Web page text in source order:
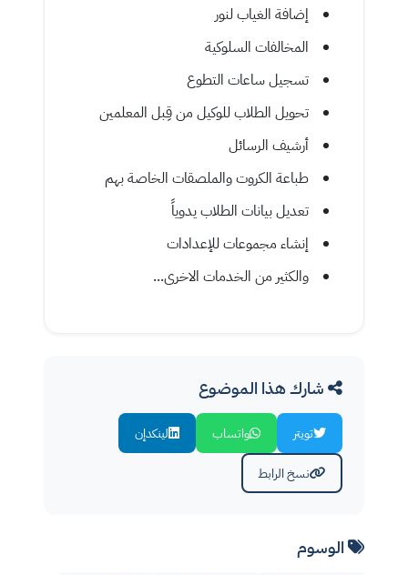
إضافة الغياب لنور
المخالفات السلوكية
تسجيل ساعات التطوع
تحويل الطلاب للوكيل من قِبل المعلمين
أرشيف الرسائل
طباعة الكروت والملصقات الخاصة بهم
تعديل بيانات الطلاب يدوياً
إنشاء مجموعات للإعدادات
والكثير من الخدمات الاخرى...
شارك هذا الموضوع
تويتر واتساب لينكدإن
نسخ الرابط
الوسوم